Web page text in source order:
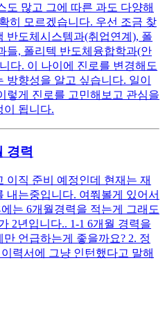
도 많고 그에 따른 과도 다양해
히 모르겠습니다. 우선 조금 찾
반도체시스템과(취업연계), 폴
들, 폴리텍 반도체융합학과(안
다. 이 나이에 진로를 변경해도
방향성을 알고 싶습니다. 일이
렇게 진로를 고민해보고 관심을
이 됩니다.
경력
이직 준비 예정인데 현재는 재
내는중입니다. 여쭤볼게 있어서
는 6개월경력을 적는게 그래도
2년입니다.. 1-1 6개월 경력을
언급하는게 좋을까요? 2. 정
력서에 그냥 인턴했다고 말해